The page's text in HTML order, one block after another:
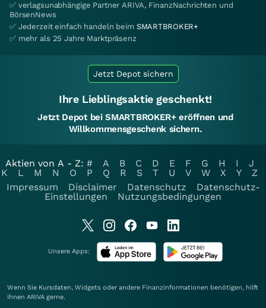
✅ verlagsunabhängige Partner ARIVA, FinanzNachrichten und
BörsenNews
✅ Jederzeit einfach handeln beim SMARTBROKER+
✅ mehr als 25 Jahre Marktpräsenz
Jetzt Depot sichern
Ihre Lieblingsaktie geschenkt!
Jetzt Depot bei SMARTBROKER+ eröffnen und
Willkommensgeschenk sichern.
Aktien von A - Z: # A B C D E F G H I
J
K
L M N O P Q R S T U V W X Y
Z
Impressum
Disclaimer Datenschutz
Datenschutz-
Einstellungen
Nutzungsbedingungen
Unsere Apps:
Wenn Sie Kursdaten, Widgets oder andere Finanzinformationen benötigen, hilft
Ihnen ARIVA gerne.